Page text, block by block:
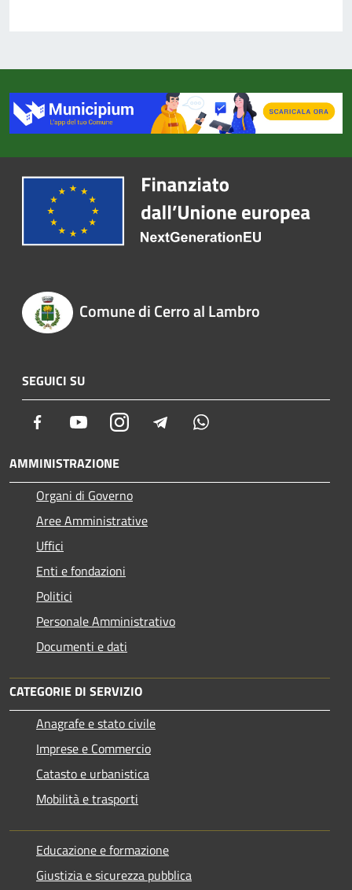
Comune di Cerro al Lambro
SEGUICI SU
Facebook YoutubeInstagram Telegram
AMMINISTRAZIONE
Organi di Governo
Aree Amministrative
Uffici
Enti e fondazioni
Politici
Personale Amministrativo
Documenti e dati
CATEGORIE DI SERVIZIO
Anagrafe e stato civile
Imprese e Commercio
Catasto e urbanistica
Mobilità e trasporti
Educazione e formazione
Giustizia e sicurezza pubblica